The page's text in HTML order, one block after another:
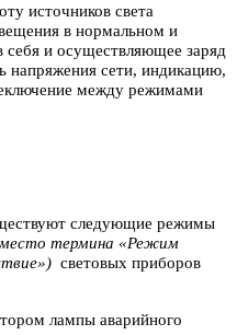
источников света
в нормальном и
и осуществляющее заряд
напряжения сети, индикацию,
между режимами
следующие режимы
термина «Режим
световых приборов
лампы аварийного